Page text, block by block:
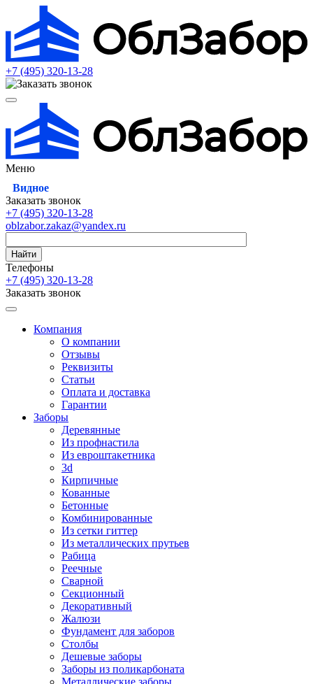
+7 (495) 320-13-28
Меню
Видное
Заказать звонок
+7 (495) 320-13-28
oblzabor.zakaz@yandex.ru
Найти
Телефоны
+7 (495) 320-13-28
Заказать звонок
Компания
О компании
Отзывы
Реквизиты
Статьи
Оплата и доставка
Гарантии
Заборы
Деревянные
Из профнастила
Из евроштакетника
3d
Кирпичные
Кованные
Бетонные
Комбинированные
Из сетки гиттер
Из металлических прутьев
Рабица
Реечные
Сварной
Секционный
Декоративный
Жалюзи
Фундамент для заборов
Столбы
Дешевые заборы
Заборы из поликарбоната
Металлические заборы